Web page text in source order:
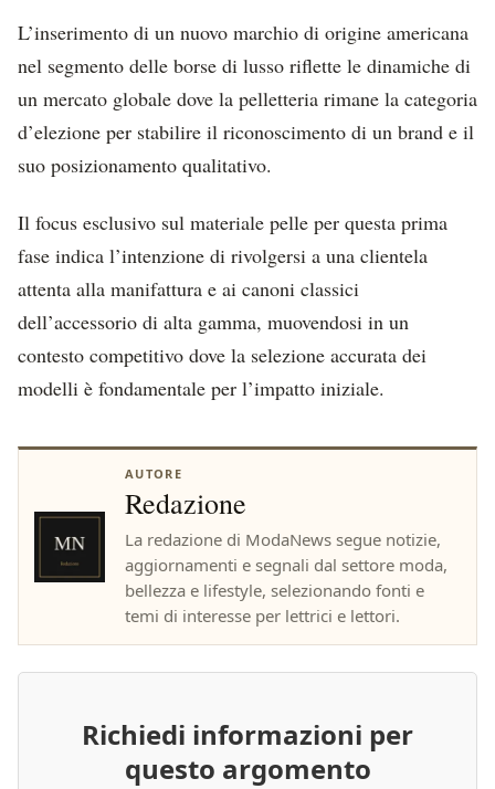
L’inserimento di un nuovo marchio di origine americana
nel segmento delle borse di lusso riflette le dinamiche di
un mercato globale dove la pelletteria rimane la categoria
d’elezione per stabilire il riconoscimento di un brand e il
suo posizionamento qualitativo.
Il focus esclusivo sul materiale pelle per questa prima
fase indica l’intenzione di rivolgersi a una clientela
attenta alla manifattura e ai canoni classici
dell’accessorio di alta gamma, muovendosi in un
contesto competitivo dove la selezione accurata dei
modelli è fondamentale per l’impatto iniziale.
AUTORE
Redazione
La redazione di ModaNews segue notizie,
aggiornamenti e segnali dal settore moda,
bellezza e lifestyle, selezionando fonti e
temi di interesse per lettrici e lettori.
Richiedi informazioni per
questo argomento